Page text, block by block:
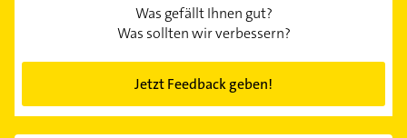
Was gefällt Ihnen gut?
Was sollten wir verbessern?
Jetzt Feedback geben!